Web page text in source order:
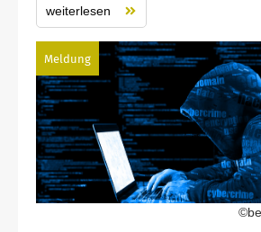
weiterlesen
Meldung